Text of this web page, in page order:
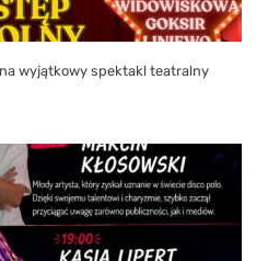
wyjątkowy spektakl teatralny